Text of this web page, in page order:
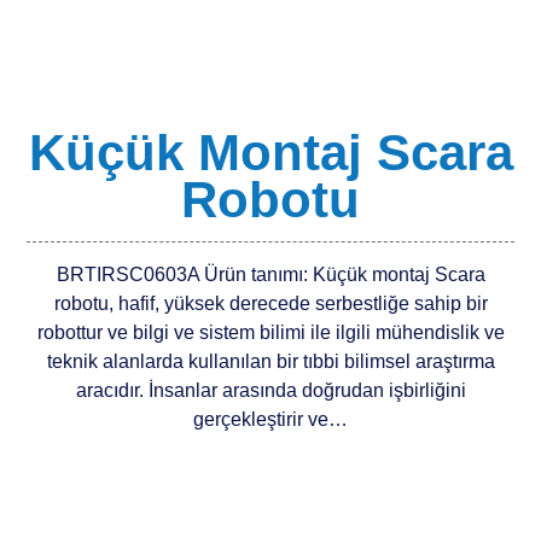
Küçük Montaj Scara
Robotu
BRTIRSC0603A Ürün tanımı: Küçük montaj Scara
robotu, hafif, yüksek derecede serbestliğe sahip bir
robottur ve bilgi ve sistem bilimi ile ilgili mühendislik ve
teknik alanlarda kullanılan bir tıbbi bilimsel araştırma
aracıdır. İnsanlar arasında doğrudan işbirliğini
gerçekleştirir ve…